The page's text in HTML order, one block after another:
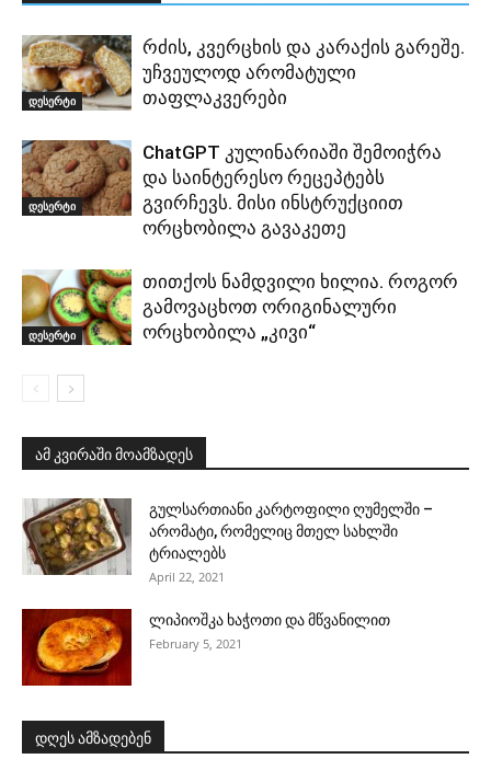
დესერტი
რძის, კვერცხის და კარაქის გარეშე.
უჩვეულოდ არომატული
თაფლაკვერები
დესერტი
ChatGPT კულინარიაში შემოიჭრა
და საინტერესო რეცეპტებს
გვირჩევს. მისი ინსტრუქციით
ორცხობილა გავაკეთე
დესერტი
თითქოს ნამდვილი ხილია. როგორ
გამოვაცხოთ ორიგინალური
ორცხობილა „კივი“
ამ კვირაში მოამზადეს
გულსართიანი კარტოფილი ღუმელში –
არომატი, რომელიც მთელ სახლში
ტრიალებს
April 22, 2021
ლიპიოშკა ხაჭოთი და მწვანილით
February 5, 2021
დღეს ამზადებენ